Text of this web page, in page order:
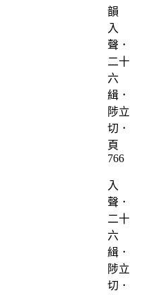
入
聲．
二十
六
緝．
陟立
切．